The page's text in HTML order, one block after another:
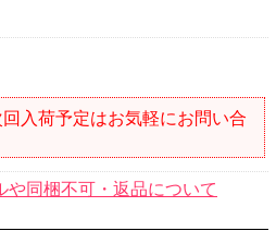
入荷予定はお気軽にお問い合
同梱不可・返品について
0120-221-040